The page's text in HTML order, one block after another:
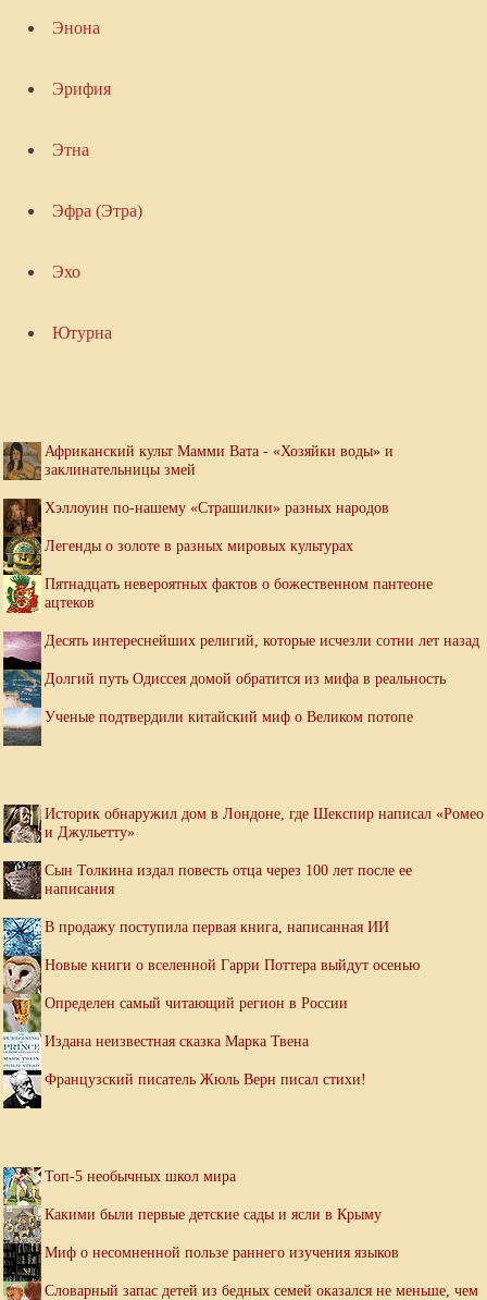
Энона
Эрифия
Этна
Эфра (Этра)
Эхо
Ютурна
Африканский культ Мамми Вата - «Хозяйки воды» и
заклинательницы змей
Хэллоуин по-нашему «Страшилки» разных народов
Легенды о золоте в разных мировых культурах
Пятнадцать невероятных фактов о божественном пантеоне
ацтеков
Десять интереснейших религий, которые исчезли сотни лет назад
Долгий путь Одиссея домой обратится из мифа в реальность
Ученые подтвердили китайский миф о Великом потопе
Историк обнаружил дом в Лондоне, где Шекспир написал «Ромео
и Джульетту»
Сын Толкина издал повесть отца через 100 лет после ее
написания
В продажу поступила первая книга, написанная ИИ
Новые книги о вселенной Гарри Поттера выйдут осенью
Определен самый читающий регион в России
Издана неизвестная сказка Марка Твена
Французский писатель Жюль Верн писал стихи!
Топ-5 необычных школ мира
Какими были первые детские сады и ясли в Крыму
Миф о несомненной пользе раннего изучения языков
Словарный запас детей из бедных семей оказался не меньше, чем